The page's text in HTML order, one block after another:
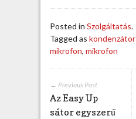
m
f
Posted in Szolgáltatás.
Tagged as kondenzátor
mikrofon, mikrofon
← Previous Post
Az Easy Up
sátor egyszerű